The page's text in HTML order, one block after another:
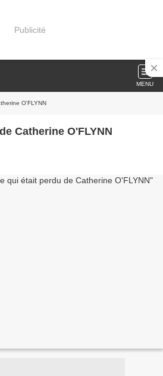
Publicité
MENU
O'FLYNN
Catherine O'FLYNN